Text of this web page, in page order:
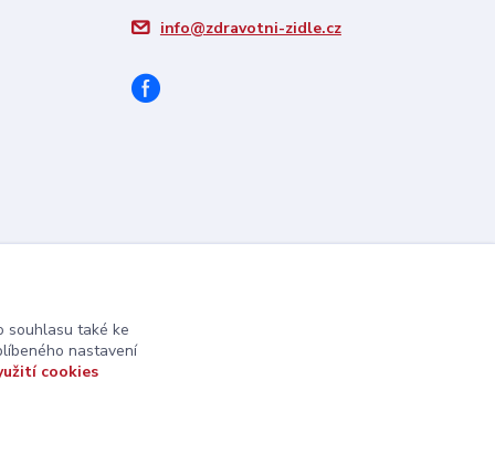
info@zdravotni-zidle.cz
souhlasu také ke
nastavení
cookies